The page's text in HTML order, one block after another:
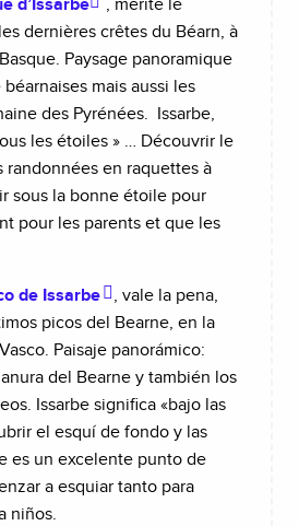
d’Issarbe
, mérite le
dernières crêtes du Béarn, à
Paysage panoramique
mais aussi les
des Pyrénées. Issarbe,
les étoiles » … Découvrir le
randonnées en raquettes à
sous la bonne étoile pour
pour les parents et que les
de Issarbe
, vale la pena,
picos del Bearne, en la
Paisaje panorámico:
del Bearne y también los
Issarbe significa «bajo las
el esquí de fondo y las
es un excelente punto de
a esquiar tanto para
niños.